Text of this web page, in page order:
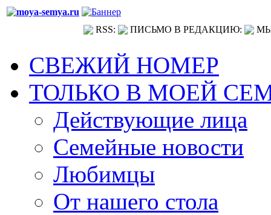
RSS: ПИСЬМО В РЕДАКЦИЮ:
СВЕЖИЙ НОМЕР
ТОЛЬКО В МОЕЙ
Действующие лица
Семейные новости
Любимцы
От нашего стола